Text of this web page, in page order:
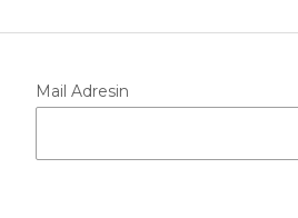
Mail Adresin